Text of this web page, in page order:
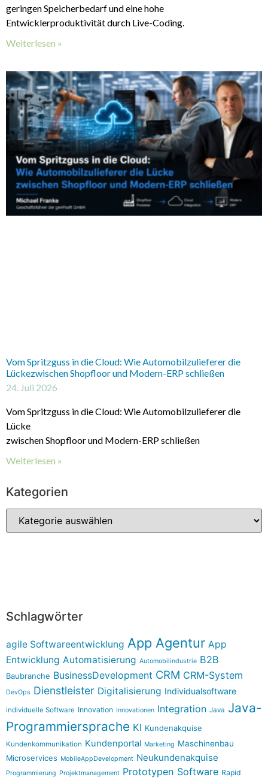
geringen Speicherbedarf und eine hohe
Entwicklerproduktivität durch Live-Coding.
Weiterlesen »
Vom Spritzguss in die Cloud: Wie Automobilzulieferer die
Lückezwischen Shopfloor und Modern-ERP schließen
24. Juli 2026
Vom Spritzguss in die Cloud: Wie Automobilzulieferer die
Lücke
zwischen Shopfloor und Modern-ERP schließen
Weiterlesen »
Kategorien
Schlagwörter
agile Softwareentwicklung App Agentur App
Entwicklung Automatisierung Automobilindustrie B2B
Baubranche BusinessDevelopment CRM CRM-System
DevOps Dienstleister Digitalisierung Individualsoftware
individuelle Software Innovation Innovationen Integration Java Java-
Programmiersprache KI Kundenakquise
Kundenkommunikation Kundenportal Marketing Maschinenbau
Microservices MobileAppDevelopment Neukundenakquise
Programmierung Projektmanagement Prototypen Software Rapid